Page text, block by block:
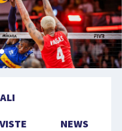
NEWS